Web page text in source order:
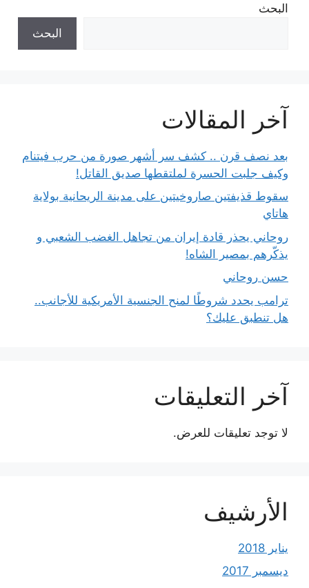
البحث
البحث
آخر المقالات
بعد نصف قرن .. كشف سر أشهر صورة من حرب فيتنام
وكيف جلبت الحسرة لملتقطها صديق القاتل!
سقوط قذيفتين صاروخيتين على مدينة الريحانية بولاية
هاتاي
روحاني يحذر قادة إيران من تجاهل الغضب الشعبي و
يذكّرهم بمصير الشاه!
حسن روحاني
ترامب يحدد شروطًا لمنح الجنسية الأمريكية للأجانب..
هل تنطبق عليك؟
آخر التعليقات
لا توجد تعليقات للعرض.
الأرشيف
يناير 2018
ديسمبر 2017